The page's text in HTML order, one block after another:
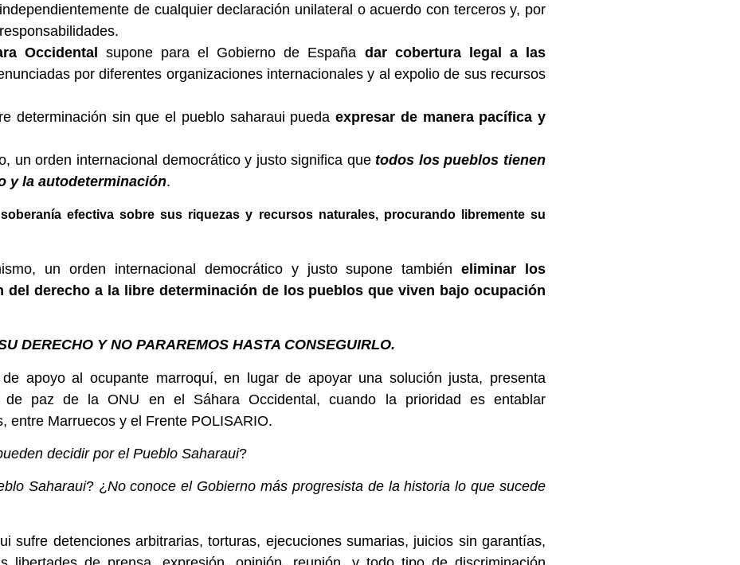
de cualquier declaración unilateral o acuerdo con terceros y, por
Occidental supone para el Gobierno de España dar cobertura legal a las
por diferentes organizaciones internacionales y al expolio de sus recursos
determinación sin que el pueblo saharaui puedaexpresar de manera pacífica y
un orden internacional democrático y justo significa quetodos los pueblos tienen
y la autodeterminación.
efectiva sobre sus riquezas y recursos naturales, procurando libremente su
un orden internacional democrático y justo supone tambiéneliminar los
derecho a la libre determinación de los pueblos que viven bajo ocupación
DERECHO Y NO PARAREMOS HASTA CONSEGUIRLO.
apoyo al ocupante marroquí, en lugar de apoyar una solución justa, presenta
de paz de la ONU en el Sáhara Occidental, cuando la prioridad es entablar
entre Marruecos y el Frente POLISARIO.
decidir por el Pueblo Saharaui?
Saharaui? ¿No conoce el Gobierno más progresista de la historia lo que sucede
sufre detenciones arbitrarias, torturas, ejecuciones sumarias, juicios sin garantías,